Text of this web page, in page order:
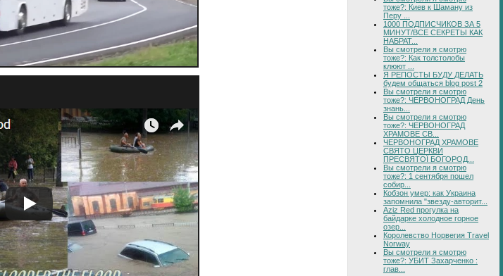
тоже?: Киев к Шаману из
Перу ...
1000 ПОДПИСЧИКОВ ЗА 5
МИНУТ/ВСЕ СЕКРЕТЫ КАК
НАБРАТ...
Вы смотрели я смотрю
тоже?: Как толстолобы
клюют ...
Я РЕПОСТЫ БУДУ ДЕЛАТЬ
будем общаться blog post 2
Вы смотрели я смотрю
тоже?: ЧЕРВОНОГРАД День
знань...
Вы смотрели я смотрю
тоже?: ЧЕРВОНОГРАД
ХРАМОВЕ СВ...
ЧЕРВОНОГРАД ХРАМОВЕ
СВЯТО ЦЕРКВИ
ПРЕСВЯТОЇ БОГОРОД...
Вы смотрели я смотрю
тоже?: 1 сентября пошел
собир...
Кобзон умер: как Украина
запомнила "звезду-авторит...
Aziz Red прогулка на
байдарке холодное горное
озер...
Королевство Норвегия Travel
Norway
Вы смотрели я смотрю
тоже?: УБИТ Захарченко :
глав...